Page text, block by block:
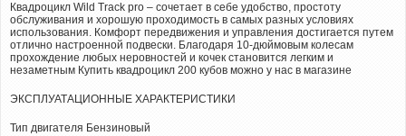
Квадроцикл Wild Track pro – сочетает в себе удобство, простоту
обслуживания и хорошую проходимость в самых разных условиях
использования. Комфорт передвижения и управления достигается путем
отлично настроенной подвески. Благодаря 10-дюймовым колесам
прохождение любых неровностей и кочек становится легким и
незаметным Купить квадроцикл 200 кубов можно у нас в магазине
ЭКСПЛУАТАЦИОННЫЕ ХАРАКТЕРИСТИКИ
Тип двигателя Бензиновый